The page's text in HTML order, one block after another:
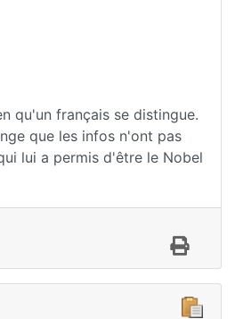
qu'un français se distingue.
que les infos n'ont pas
lui a permis d'être le Nobel